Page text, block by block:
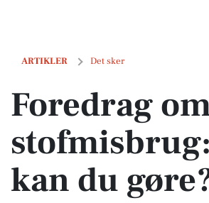
ARTIKLER Det sker
Foredrag om stofmisbrug: Hvad kan du
Foredrag
kan du